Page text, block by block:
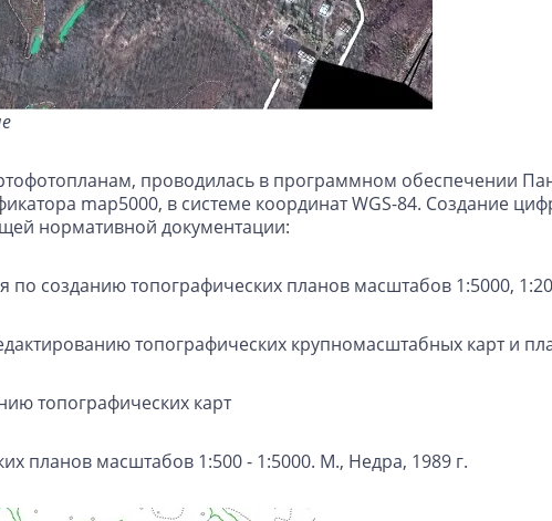
проводилась в программном обеспечении
map5000, в системе координат WGS-84. Создание
нормативной документации:
созданию топографических планов масштабов 1:5000,
топографических крупномасштабных карт и
топографических карт
планов масштабов 1:500 - 1:5000. М., Недра, 1989 г.